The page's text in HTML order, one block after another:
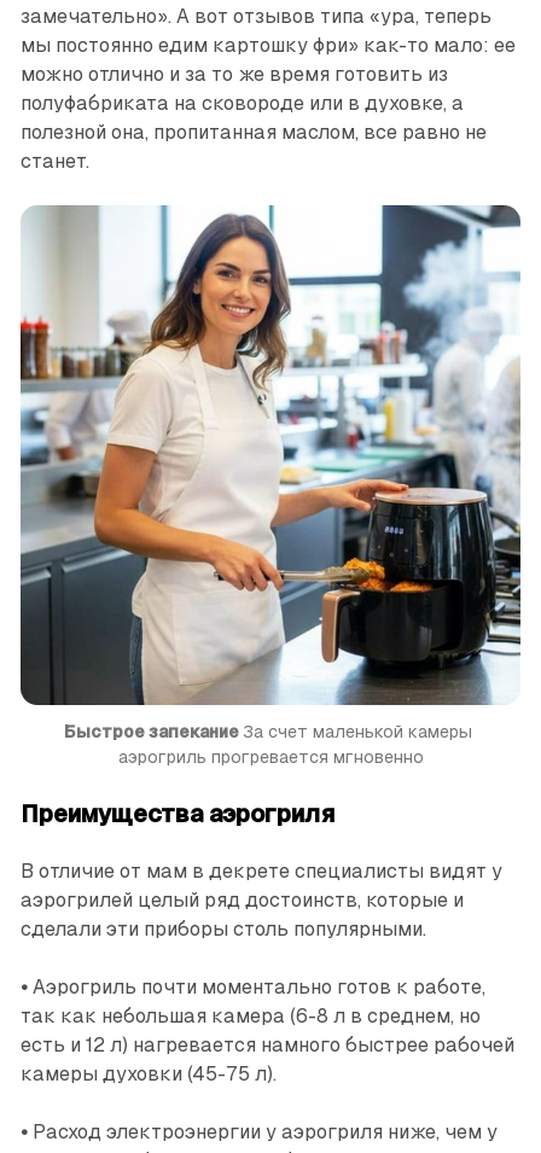
замечательно». А вот отзывов типа «ура, теперь
мы постоянно едим картошку фри» как-то мало: ее
можно отлично и за то же время готовить из
полуфабриката на сковороде или в духовке, а
полезной она, пропитанная маслом, все равно не
станет.
Быстрое запекание За счет маленькой камеры
аэрогриль прогревается мгновенно
Преимущества аэрогриля
В отличие от мам в декрете ­специалисты видят у
аэрогрилей целый ряд достоинств, которые и
сделали эти приборы столь популярными.
•Аэрогриль почти моментально готов к работе,
так как небольшая камера (6-8 л в среднем, но
есть и 12 л) нагревается намного быстрее рабочей
камеры духовки (45-75 л).
•Расход электроэнергии у аэрогриля ниже, чем у